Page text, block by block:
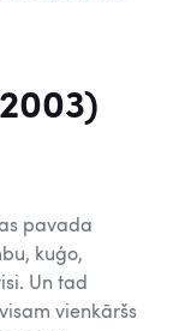
pavada
kuģo,
Un tad
vienkāršs